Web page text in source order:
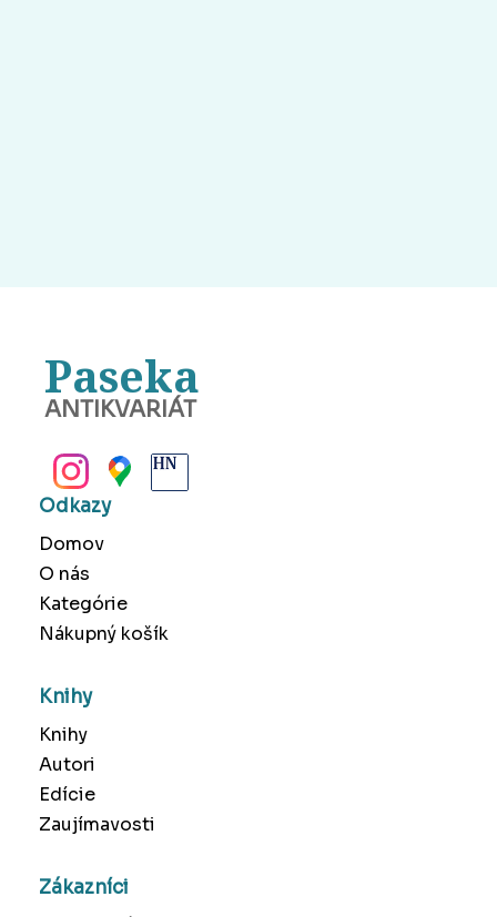
Paseka
ANTIKVARIÁT
Odkazy
Domov
O nás
Kategórie
Nákupný košík
Knihy
Knihy
Autori
Edície
Zaujímavosti
Zákazníci